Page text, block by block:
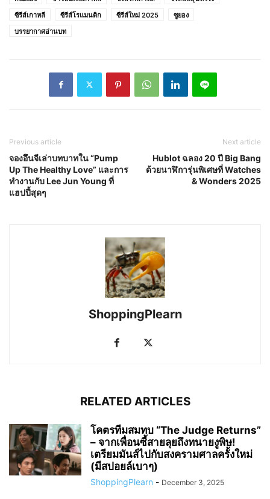
ซีรีส์เกาหลี
ซีรีส์โรแมนติก ซีรีส์ใหม่ 2025
ซูยอง
บรรยากาศอ่านบท
Previous article
จองอึนจีเล่าบทบาทใน “Pump
Up The Healthy Love” และการ
ทำงานกับ Lee Jun Young ที่
แฮปปี้สุดๆ
Next article
Hublot ฉลอง 20 ปี Big Bang
ด้วยนาฬิการุ่นพิเศษที่ Watches
& Wonders 2025
ShoppingPlearn
RELATED ARTICLES
โคตรทีมสมทบ “The Judge Returns”
– จากเพื่อนซี้สายลุยถึงทนายงูพิษ!
เตรียมมันส์ไปกับสงครามศาลครั้งใหม่
(มีสปอยล์เบาๆ)
ShoppingPlearn - December 3, 2025